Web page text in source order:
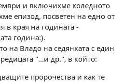
и включихме коледното
епизод, посветен на едно от
края на годината -
година:).
на Владо на седянката с един
"...и др.", в който:
пророчества и как те